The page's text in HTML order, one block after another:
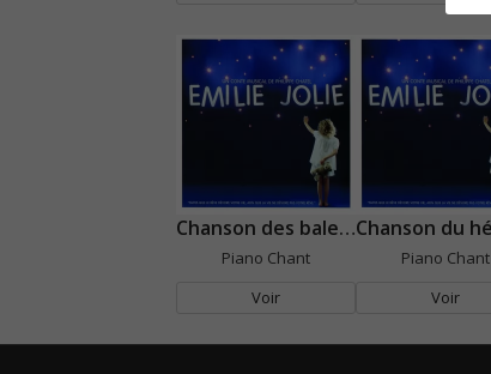
Chanson des baleines de parapluie
Piano Chant
Voir
Piano Chant
Voir